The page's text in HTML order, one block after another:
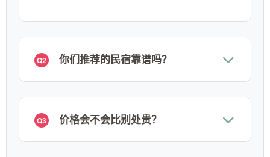
Q2 你们推荐的民宿靠谱吗？
Q3 价格会不会比别处贵？